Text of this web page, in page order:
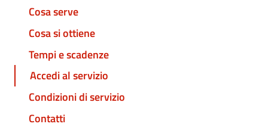
Cosa serve
Cosa si ottiene
Tempi e scadenze
Accedi al servizio
Condizioni di servizio
Contatti